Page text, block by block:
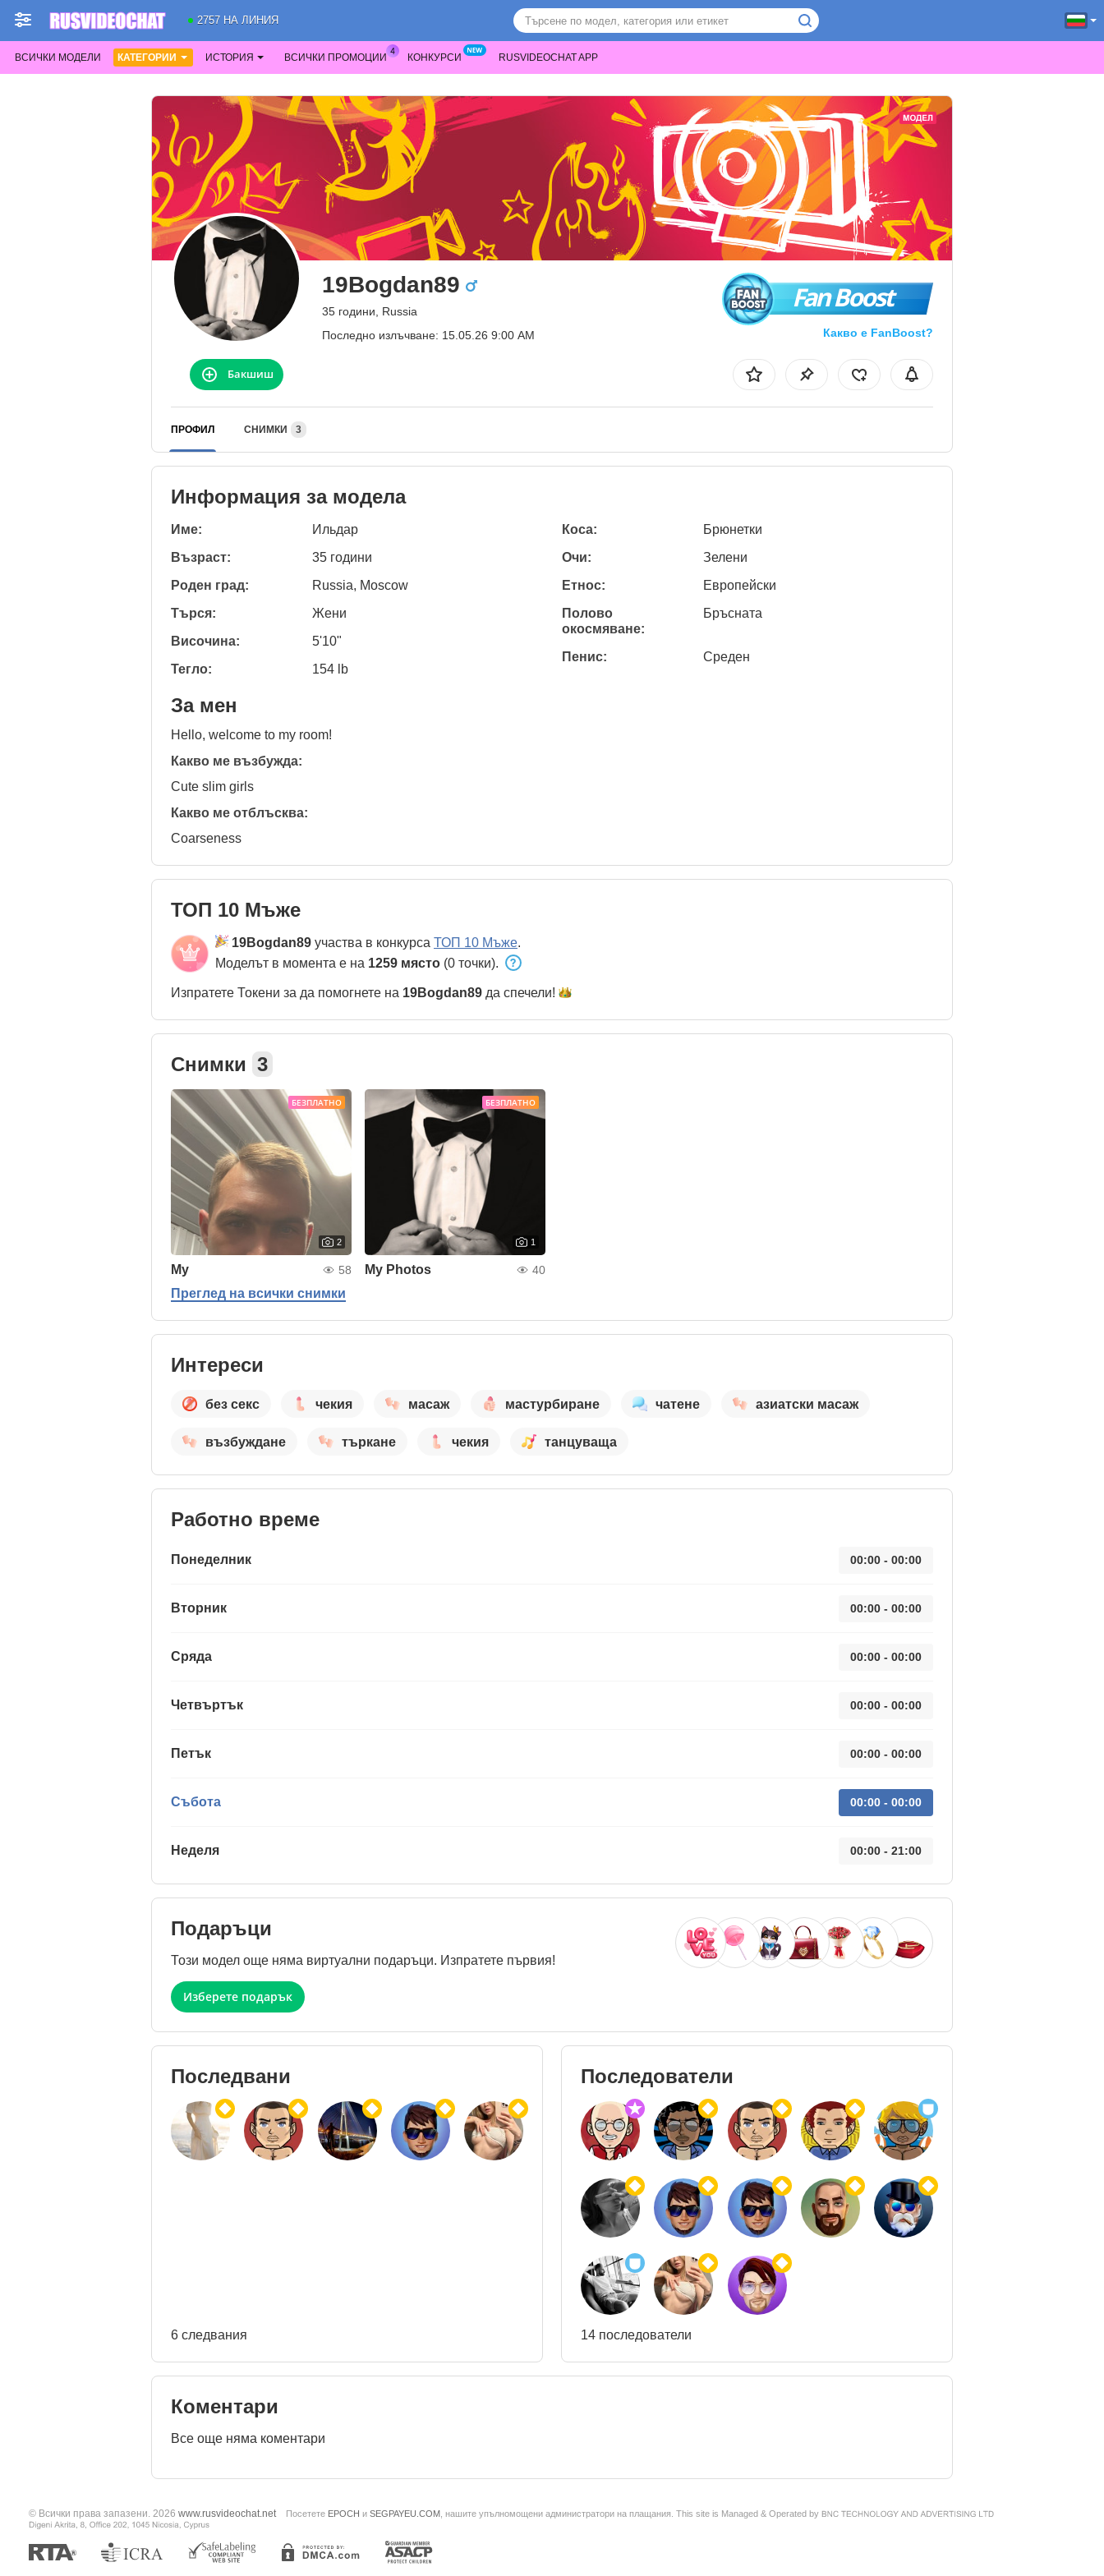
2757 НА ЛИНИЯ
ВСИЧКИ МОДЕЛИ КАТЕГОРИИ ИСТОРИЯ ВСИЧКИ ПРОМОЦИИ КОНКУРСИ RUSVIDEOCHAT APP
19Bogdan89
35 години, Russia
Последно излъчване: 15.05.26 9:00 AM
Fan Boost
Какво е FanBoost?
Бакшиш
ПРОФИЛ СНИМКИ 3
Информация за модела
Име:
Ильдар
Възраст:
35 години
Роден град:
Russia, Moscow
Търся:
Жени
Височина:
5'10"
Тегло:
154 lb
Коса:
Брюнетки
Очи:
Зелени
Етнос:
Европейски
Полово
окосмяване:
Бръсната
Пенис: Среден
За мен
Hello, welcome to my room!
Какво ме възбужда:
Cute slim girls
Какво ме отблъсква:
Coarseness
ТОП 10 Мъже
19Bogdan89 участва в конкурса ТОП 10 Мъже.
Моделът в момента е на 1259 място (0 точки).
Изпратете Токени за да помогнете на 19Bogdan89 да спечели!
Снимки 3
БЕЗПЛАТНО
2
My 58
БЕЗПЛАТНО
1
My Photos 40
Преглед на всички снимки
Интереси
без секс чекия масаж мастурбиране чатене азиатски масаж
възбуждане търкане чекия танцуваща
Работно време
Понеделник 00:00 - 00:00
Вторник 00:00 - 00:00
Сряда 00:00 - 00:00
Четвъртък 00:00 - 00:00
Петък 00:00 - 00:00
Събота 00:00 - 00:00
Неделя 00:00 - 21:00
Подаръци
Този модел още няма виртуални подаръци. Изпратете първия!
Изберете подарък
Последвани
6 следвания
Последователи
14 последователи
Коментари
Все още няма коментари
© Всички права запазени. 2026 www.rusvideochat.net Посетете EPOCH и SEGPAYEU.COM , нашите упълномощени администратори на плащания. This site is Managed & Operated by